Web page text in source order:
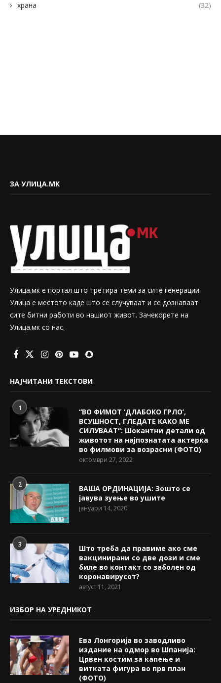
храна (32)
ЗА УЛИЦА.МК
Улица.мк е портал што третира теми за сите генерации.
Улица е местото каде што се случуваат и се дознаваат
сите битни работи во нашиот живот. Зачекорете на
Улица.мк со нас.
НАЈЧИТАНИ ТЕКСТОВИ
1
“ВО ФИМОТ ‘ДЛАБОКО ГРЛО’,
ВСУШНОСТ, ГЛЕДАТЕ КАКО МЕ
СИЛУВААТ“: Шокантни детали од
животот на најпознатата актерка
во филмови за возрасни (ФОТО)
октомври 27, 2022
2
ВАША ОРДИНАЦИЈА: Зошто се
јавува зуење во ушите
јануари 14, 2020
3
Што треба да правиме ако сме
вакцинирани со две дози и сме
биле во контакт со заболен од
коронавирусот?
август 11, 2021
ИЗБОР НА УРЕДНИКОТ
Ева Лонгорија во заводливо
издание на одмор во Шпанија:
Црвен костим за капење и
витката фигура во прв план
(ФОТО)